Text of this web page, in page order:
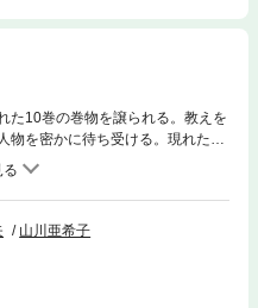
た10巻の巻物を譲られる。教えを
を密かに待ち受ける。現れた青
く説く大人の寓話。
山川亜希子